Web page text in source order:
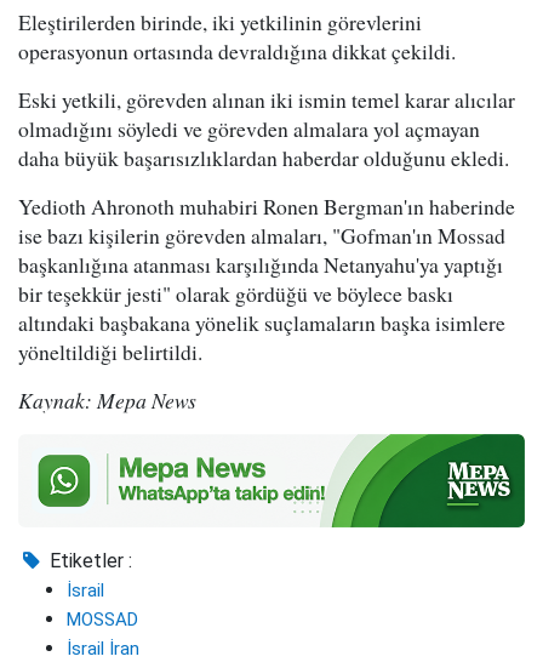
Eleştirilerden birinde, iki yetkilinin görevlerini
operasyonun ortasında devraldığına dikkat çekildi.
Eski yetkili, görevden alınan iki ismin temel karar alıcılar
olmadığını söyledi ve görevden almalara yol açmayan
daha büyük başarısızlıklardan haberdar olduğunu ekledi.
Yedioth Ahronoth muhabiri Ronen Bergman'ın haberinde
ise bazı kişilerin görevden almaları, "Gofman'ın Mossad
başkanlığına atanması karşılığında Netanyahu'ya yaptığı
bir teşekkür jesti" olarak gördüğü ve böylece baskı
altındaki başbakana yönelik suçlamaların başka isimlere
yöneltildiği belirtildi.
Kaynak: Mepa News
Etiketler :
İsrail
MOSSAD
İsrail İran